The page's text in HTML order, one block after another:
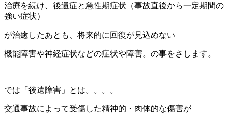
治療を続け、後遺症と急性期症状（事故直後から一定期間の
強い症状）
が治癒したあとも、将来的に回復が見込めない
機能障害や神経症状などの症状や障害。の事をさします。
では「後遺障害」とは。。。。
交通事故によって受傷した精神的・肉体的な傷害が